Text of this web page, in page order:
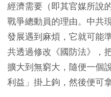
經濟需要（即其官媒所說
戰爭總動員的理由。中共
發展遇到麻煩，它就可能
共透過修改《國防法》，
擴大到無窮大，隨便一個
利益」掛上鉤，然後便可